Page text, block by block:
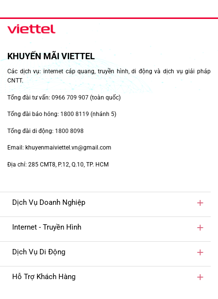
KHUYẾN MÃI VIETTEL
Các dịch vụ: internet cáp quang, truyền hình, di động và dịch vụ giải pháp
CNTT.
Tổng đài tư vấn: 0966 709 907 (toàn quốc)
Tổng đài báo hỏng: 1800 8119 (nhánh 5)
Tổng đài di động: 1800 8098
Email: khuyenmaiviettel.vn@gmail.com
Địa chỉ: 285 CMT8, P.12, Q.10, TP. HCM
Dịch Vụ Doanh Nghiệp
Internet - Truyền Hình
Dịch Vụ Di Động
Hỗ Trợ Khách Hàng